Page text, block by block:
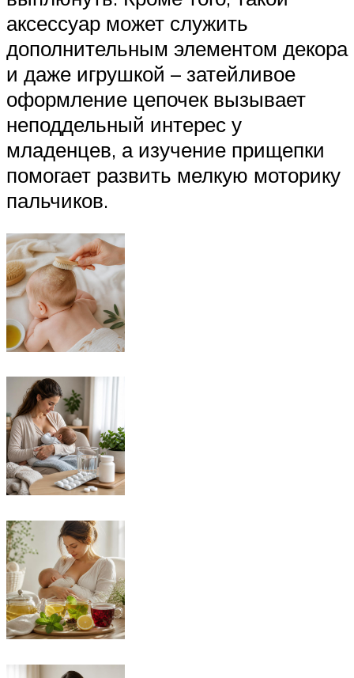
аксессуар может служить
дополнительным элементом декора
и даже игрушкой – затейливое
оформление цепочек вызывает
неподдельный интерес у
младенцев, а изучение прищепки
помогает развить мелкую моторику
пальчиков.